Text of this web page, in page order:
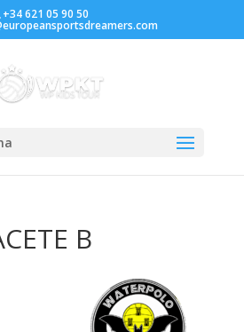
+34 621 05 90 50
B